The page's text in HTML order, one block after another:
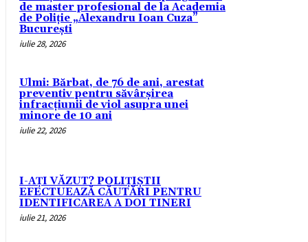
de master profesional de la Academia
de Poliție „Alexandru Ioan Cuza”
București
iulie 28, 2026
Ulmi: Bărbat, de 76 de ani, arestat
preventiv pentru săvârșirea
infracțiunii de viol asupra unei
minore de 10 ani
iulie 22, 2026
I-AȚI VĂZUT? POLIȚIȘTII
EFECTUEAZĂ CĂUTĂRI PENTRU
IDENTIFICAREA A DOI TINERI
iulie 21, 2026